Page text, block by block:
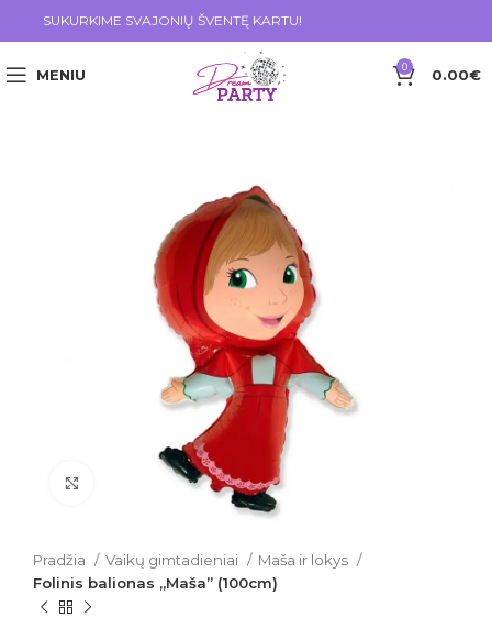
SUKURKIME SVAJONIŲ ŠVENTĘ KARTU!
MENIU 0 0.00€
Click to enlarge
Pradžia Vaikų gimtadieniai
Maša ir lokys
Folinis balionas „Maša” (100cm)